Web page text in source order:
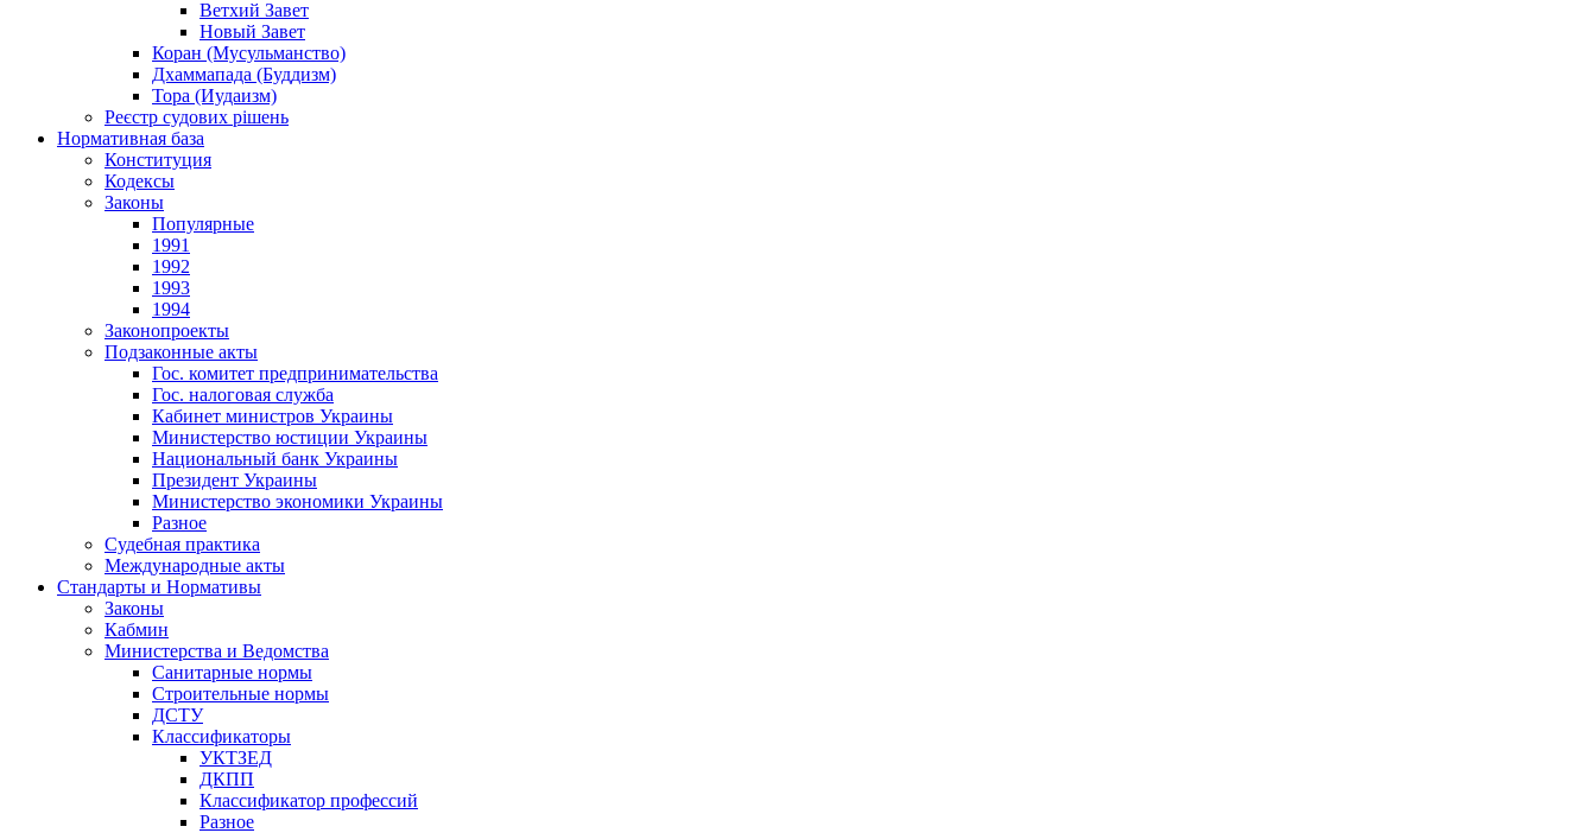
Ветхий Завет
Новый Завет
Коран (Мусульманство)
Дхаммапада (Буддизм)
Тора (Иудаизм)
Реєстр судових рішень
Нормативная база
Конституция
Кодексы
Законы
Популярные
1991
1992
1993
1994
Законопроекты
Подзаконные акты
Гос. комитет предпринимательства
Гос. налоговая служба
Кабинет министров Украины
Министерство юстиции Украины
Национальный банк Украины
Президент Украины
Министерство экономики Украины
Разное
Судебная практика
Международные акты
Стандарты и Нормативы
Законы
Кабмин
Министерства и Ведомства
Санитарные нормы
Строительные нормы
ДСТУ
Классификаторы
УКТЗЕД
ДКПП
Классификатор профессий
Разное